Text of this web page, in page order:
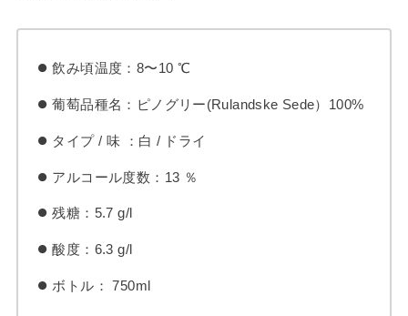
飲み頃温度：8〜10 ℃
葡萄品種名：ピノグリー(Rulandske Sede）100%
タイプ / 味 ：白 / ドライ
アルコール度数：13 ％
残糖：5.7 g/l
酸度：6.3 g/l
ボトル： 750ml